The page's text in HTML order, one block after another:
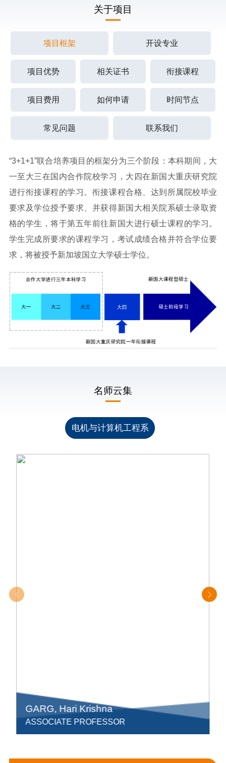
关于项目
项目框架 开设专业
项目优势 相关证书 衔接课程
项目费用 如何申请 时间节点
常见问题 联系我们
“3+1+1”联合培养项目的框架分为三个阶段：本科期间，大
一至大三在国内合作院校学习，大四在新国大重庆研究院
进行衔接课程的学习。衔接课程合格、达到所属院校毕业
要求及学位授予要求、并获得新国大相关院系硕士录取资
格的学生，将于第五年前往新国大进行硕士课程的学习。
学生完成所要求的课程学习，考试成绩合格并符合学位要
求，将被授予新加坡国立大学硕士学位。
名师云集
电机与计算机工程系
GARG, Hari Krishna
ASSOCIATE PROFESSOR